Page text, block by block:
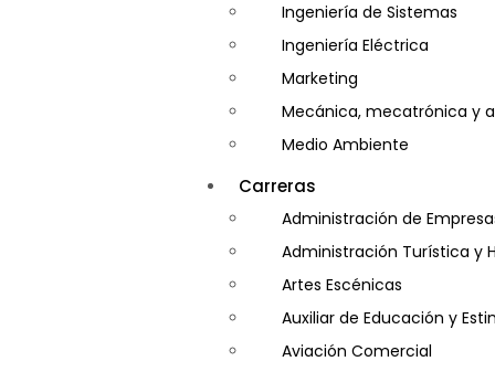
Ingeniería de Sistemas
Ingeniería Eléctrica
Marketing
Mecánica, mecatrónica y
Medio Ambiente
Minería e Hidrocarburos
Salud y Psicología
Seguridad
Carreras
Administración de
Administración Turística y
Artes Escénicas
Auxiliar de Educación y
Aviación Comercial